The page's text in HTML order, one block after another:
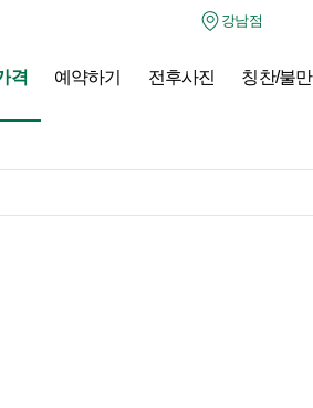
강남점
격 예약하기 전후사진 칭찬/불